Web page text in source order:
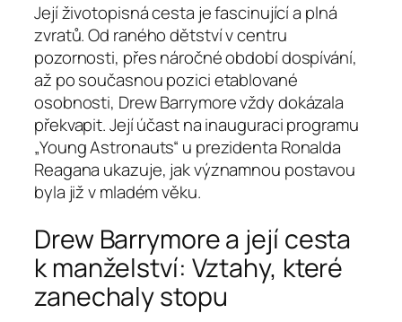
Její životopisná cesta je fascinující a plná
zvratů. Od raného dětství v centru
pozornosti, přes náročné období dospívání,
až po současnou pozici etablované
osobnosti, Drew Barrymore vždy dokázala
překvapit. Její účast na inauguraci programu
„Young Astronauts“ u prezidenta Ronalda
Reagana ukazuje, jak významnou postavou
byla již v mladém věku.
Drew Barrymore a její cesta
k manželství: Vztahy, které
zanechaly stopu